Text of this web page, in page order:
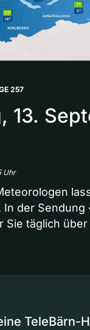
257
13.
Uhr
der Sendung
Sie täglich
TeleBärn-